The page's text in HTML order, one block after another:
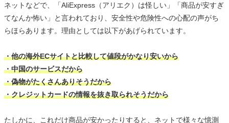
ネットなどで、「AliExpress（アリエク）は怪しい」「商品が安すぎ
てなんか怖い」と言われており、安全性や危険性への心配の声がち
らほらあります。理由としては以下があげられています。
・他の海外ECサイトと比較して値段がかなり安いから
・中国のサービスだから
・偽物がたくさんありそうだから
・クレジットカードの情報を抜き取られそうだから
たしかに、これだけ商品が安かったりすると、ネットで様々な憶測